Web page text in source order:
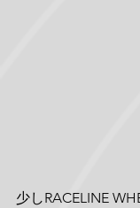
少しRACELINE